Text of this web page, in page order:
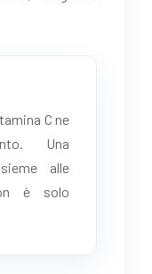
C ne
Una
alle
è solo